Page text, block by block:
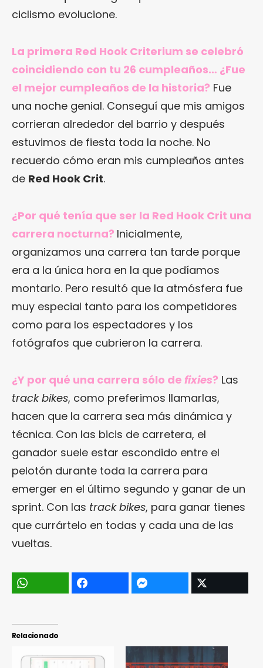
ciclismo evolucione.
La primera Red Hook Criterium se celebró
coincidiendo con tu 26 cumpleaños… ¿Fue
el mejor cumpleaños de la historia? Fue
una noche genial. Conseguí que mis amigos
corrieran alrededor del barrio y después
estuvimos de fiesta toda la noche. No
recuerdo cómo eran mis cumpleaños antes
de Red Hook Crit.
¿Por qué tenía que ser la Red Hook Crit una
carrera nocturna? Inicialmente,
organizamos una carrera tan tarde porque
era a la única hora en la que podíamos
montarlo. Pero resultó que la atmósfera fue
muy especial tanto para los competidores
como para los espectadores y los
fotógrafos que cubrieron la carrera.
¿Y por qué una carrera sólo de fixies? Las
track bikes, como preferimos llamarlas,
hacen que la carrera sea más dinámica y
técnica. Con las bicis de carretera, el
ganador suele estar escondido entre el
pelotón durante toda la carrera para
emerger en el último segundo y ganar de un
sprint. Con las track bikes, para ganar tienes
que currártelo en todas y cada una de las
vueltas.
Relacionado